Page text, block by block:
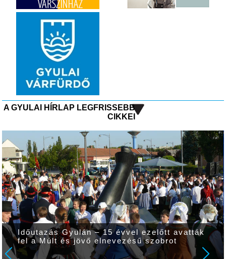
A GYULAI HÍRLAP LEGFRISSEBB
CIKKEI
Időutazás Gyulán – 15 évvel ezelőtt avatták
fel a Múlt és jövő elnevezésű szobrot